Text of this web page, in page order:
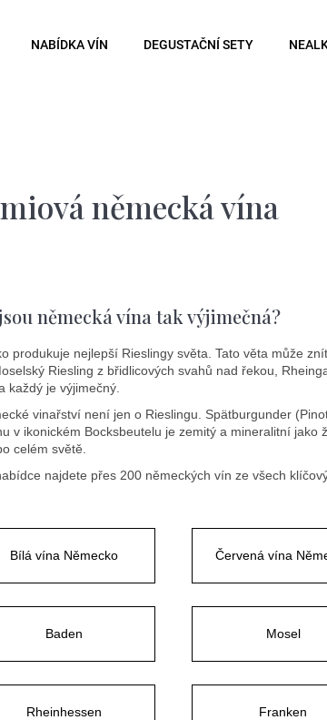
NABÍDKA VÍN DEGUSTAČNÍ SETY
německá vína
německá vína tak výjimečná?
produkuje nejlepší Rieslingy světa. Tato věta může
Riesling z břidlicových svahů nad řekou,
každý je výjimečný.
vinařství není jen o Rieslingu. Spätburgunder
v ikonickém Bocksbeutelu je zemitý a mineralitní
celém světě.
najdete přes 200 německých vín ze všech
Bílá vína Německo Červená vína
Baden Mosel
Rheinhessen Franken